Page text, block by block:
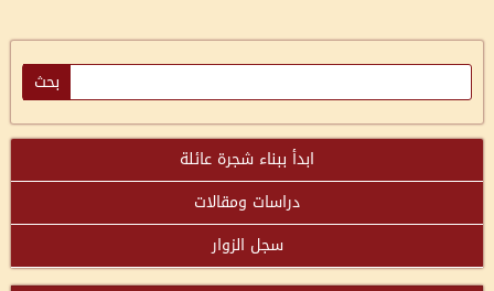
ابدأ ببناء شجرة عائلة
دراسات ومقالات
سجل الزوار